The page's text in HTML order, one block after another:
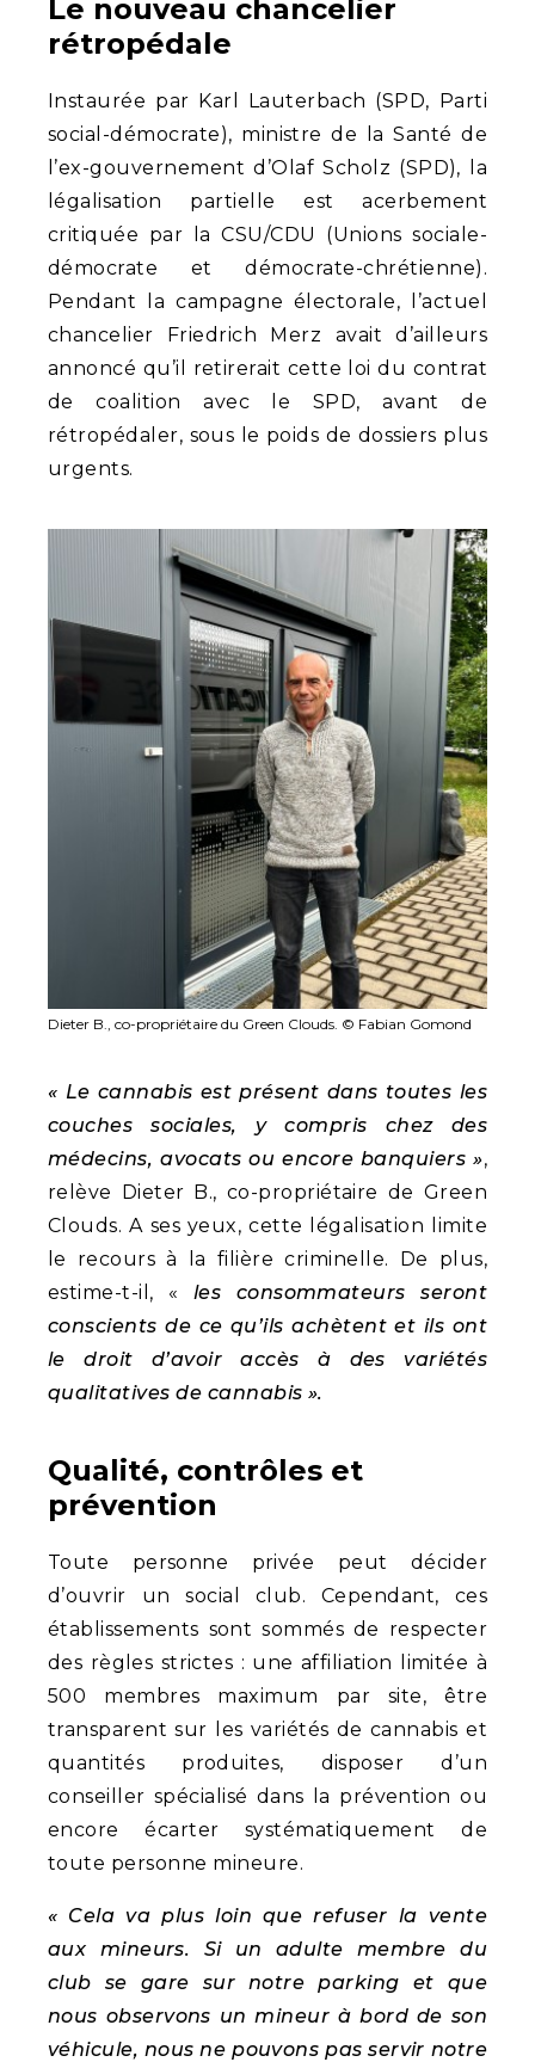
Le nouveau chancelier
rétropédale
Instaurée par Karl Lauterbach (SPD, Parti
social-démocrate), ministre de la Santé de
l’ex-gouvernement d’Olaf Scholz (SPD), la
légalisation partielle est acerbement
critiquée par la CSU/CDU (Unions sociale-
démocrate et démocrate-chrétienne).
Pendant la campagne électorale, l’actuel
chancelier Friedrich Merz avait d’ailleurs
annoncé qu’il retirerait cette loi du contrat
de coalition avec le SPD, avant de
rétropédaler, sous le poids de dossiers plus
urgents.
Dieter B., co-propriétaire du Green Clouds. © Fabian Gomond
« Le cannabis est présent dans toutes les
couches sociales, y compris chez des
médecins, avocats ou encore banquiers »,
relève Dieter B., co-propriétaire de Green
Clouds. A ses yeux, cette légalisation limite
le recours à la filière criminelle. De plus,
estime-t-il, « les consommateurs seront
conscients de ce qu’ils achètent et ils ont
le droit d’avoir accès à des variétés
qualitatives de cannabis ».
Qualité, contrôles et
prévention
Toute personne privée peut décider
d’ouvrir un social club. Cependant, ces
établissements sont sommés de respecter
des règles strictes : une affiliation limitée à
500 membres maximum par site, être
transparent sur les variétés de cannabis et
quantités produites, disposer d’un
conseiller spécialisé dans la prévention ou
encore écarter systématiquement de
toute personne mineure.
« Cela va plus loin que refuser la vente
aux mineurs. Si un adulte membre du
club se gare sur notre parking et que
nous observons un mineur à bord de son
véhicule, nous ne pouvons pas servir notre